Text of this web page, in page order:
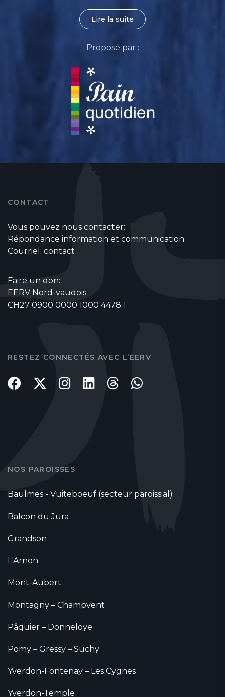
Lire la suite
Proposé par :
CONTACT
Vous pouvez nous contacter:
Répondance information et communication
Courriel: contact
Faire un don:
EERV Nord-vaudois
CH27 0900 0000 1000 4478 1
RESTEZ CONNECTÉS AVEC L’EERV
NOS PAROISSES
Baulmes - Vuiteboeuf (secteur paroissial)
Balcon du Jura
Grandson
L'Arnon
Mont-Aubert
Montagny – Champvent
Pâquier – Donneloye
Pomy – Gressy – Suchy
Yverdon-Fontenay – Les Cygnes
Yverdon-Temple